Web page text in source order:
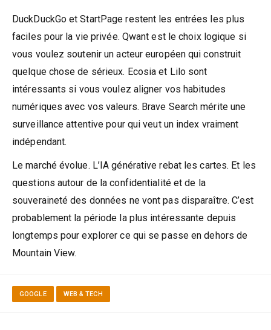
DuckDuckGo et StartPage restent les entrées les plus
faciles pour la vie privée. Qwant est le choix logique si
vous voulez soutenir un acteur européen qui construit
quelque chose de sérieux. Ecosia et Lilo sont
intéressants si vous voulez aligner vos habitudes
numériques avec vos valeurs. Brave Search mérite une
surveillance attentive pour qui veut un index vraiment
indépendant.
Le marché évolue. L’IA générative rebat les cartes. Et les
questions autour de la confidentialité et de la
souveraineté des données ne vont pas disparaître. C’est
probablement la période la plus intéressante depuis
longtemps pour explorer ce qui se passe en dehors de
Mountain View.
GOOGLE WEB & TECH